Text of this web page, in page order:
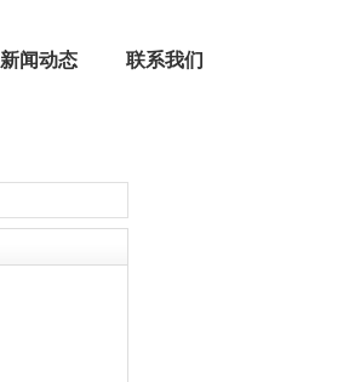
新闻动态 联系我们